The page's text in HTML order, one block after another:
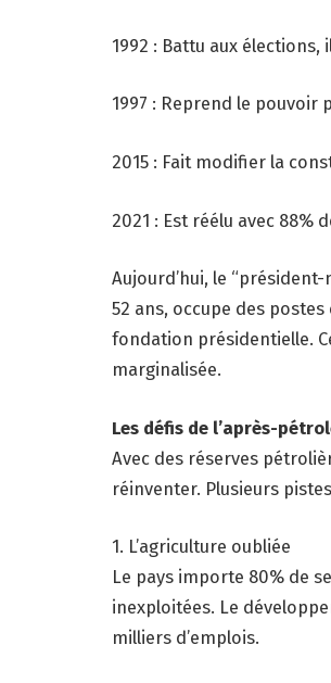
1992 : Battu aux élections,
1997 : Reprend le pouvoir
2015 : Fait modifier la
2021 : Est réélu avec 88%
Aujourd’hui, le
52 ans, occupe des
fondation présidentielle.
marginalisée.
Les défis de l’après-
Avec des réserves
réinventer. Plusieurs
1. L’agriculture oubliée
Le pays importe 80% de
inexploitées. Le
milliers d’emplois.